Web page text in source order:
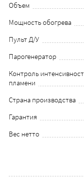
Объем
Мощность обогрева
Пульт Д/У
Парогенератор
Контроль
пламени
Страна производства
Гарантия
Вес нетто